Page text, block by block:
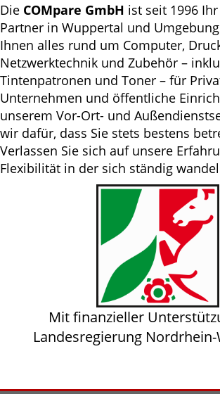
Die COMpare GmbH ist seit 1996
Partner in Wuppertal und
Ihnen alles rund um Computer,
Netzwerktechnik und Zubehör –
Tintenpatronen und Toner – für
Unternehmen und öffentliche
unserem Vor-Ort- und
wir dafür, dass Sie stets bestens
Verlassen Sie sich auf unsere
Flexibilität in der sich ständig
Mit finanzieller
Landesregierung